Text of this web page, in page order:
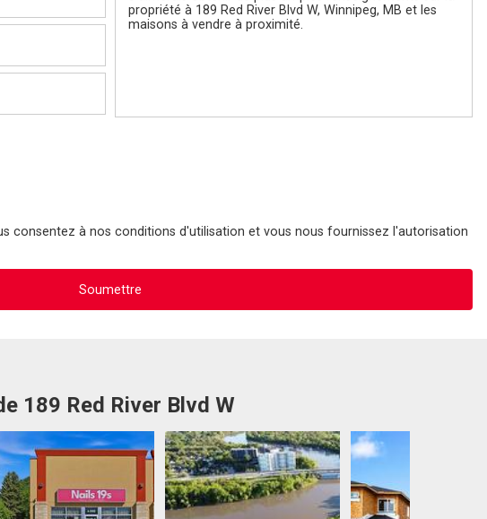
consentez à nos conditions d'utilisation et vous nous fournissez l'autorisation
189 Red River Blvd W